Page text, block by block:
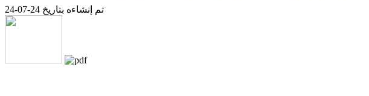
تم إنشاءه بتاريخ 24-07-24